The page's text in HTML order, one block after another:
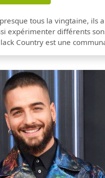
tous la vingtaine, ils
expérimenter différents
Country est une